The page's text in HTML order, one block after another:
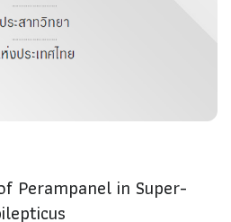
Perampanel in Super-